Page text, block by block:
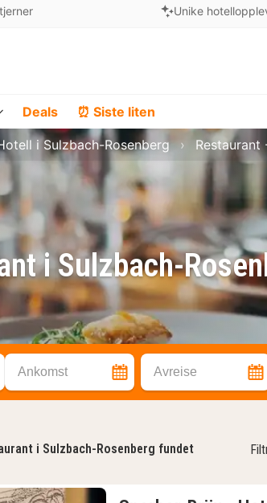
Unike
Deals ⏰ Siste liten
i Sulzbach-
i Sulzbach-Rosenberg Restaurant
Ankomst Avreise
i Sulzbach-Rosenberg fundet